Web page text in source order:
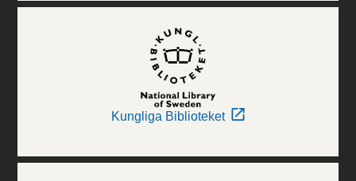
Kungliga Biblioteket